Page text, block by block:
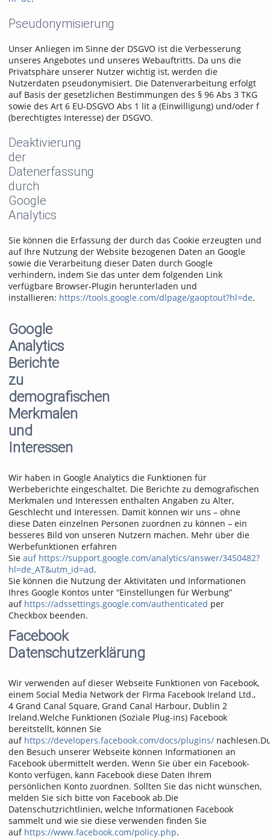
Pseudonymisierung
Unser Anliegen im Sinne der DSGVO ist die Verbesserung
unseres Angebotes und unseres Webauftritts. Da uns die
Privatsphäre unserer Nutzer wichtig ist, werden die
Nutzerdaten pseudonymisiert. Die Datenverarbeitung erfolgt
auf Basis der gesetzlichen Bestimmungen des § 96 Abs 3 TKG
sowie des Art 6 EU-DSGVO Abs 1 lit a (Einwilligung) und/oder f
(berechtigtes Interesse) der DSGVO.
Deaktivierung
der
Datenerfassung
durch
Google
Analytics
Sie können die Erfassung der durch das Cookie erzeugten und
auf Ihre Nutzung der Website bezogenen Daten an Google
sowie die Verarbeitung dieser Daten durch Google
verhindern, indem Sie das unter dem folgenden Link
verfügbare Browser-Plugin herunterladen und
installieren: https://tools.google.com/dlpage/gaoptout?hl=de.
Google
Analytics
Berichte
zu
demografischen
Merkmalen
und
Interessen
Wir haben in Google Analytics die Funktionen für
Werbeberichte eingeschaltet. Die Berichte zu demografischen
Merkmalen und Interessen enthalten Angaben zu Alter,
Geschlecht und Interessen. Damit können wir uns – ohne
diese Daten einzelnen Personen zuordnen zu können – ein
besseres Bild von unseren Nutzern machen. Mehr über die
Werbefunktionen erfahren
Sie auf https://support.google.com/analytics/answer/3450482?
hl=de_AT&utm_id=ad.
Sie können die Nutzung der Aktivitäten und Informationen
Ihres Google Kontos unter “Einstellungen für Werbung”
auf https://adssettings.google.com/authenticated per
Checkbox beenden.
Facebook
Datenschutzerklärung
Wir verwenden auf dieser Webseite Funktionen von Facebook,
einem Social Media Network der FIrma Facebook Ireland Ltd.,
4 Grand Canal Square, Grand Canal Harbour, Dublin 2
Ireland.Welche Funktionen (Soziale Plug-ins) Facebook
bereitstellt, können Sie
auf https://developers.facebook.com/docs/plugins/
den Besuch unserer Webseite können Informationen an
Facebook übermittelt werden. Wenn Sie über ein Facebook-
Konto verfügen, kann Facebook diese Daten Ihrem
persönlichen Konto zuordnen. Sollten Sie das nicht wünschen,
melden Sie sich bitte von Facebook ab.Die
Datenschutzrichtlinien, welche Informationen Facebook
sammelt und wie sie diese verwenden finden Sie
auf https://www.facebook.com/policy.php.